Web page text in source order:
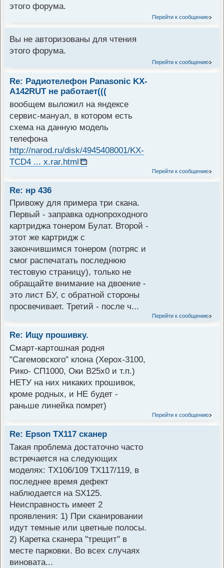
этого форума.
Перейти к сообщению
Вы не авторизованы для чтения
этого форума.
Перейти к сообщению
Re: Радиотелефон Panasonic KX-
A142RUT не работает(((
вообщем выложил на яндексе
сервис-мануал, в котором есть
схема на данную модель
телефона
http://narod.ru/disk/4945408001/KX-
TCD4 ... x.rar.html
Перейти к сообщению
Re: нр 436
Привожу для примера три скана.
Первый - заправка однопроходного
картриджа тонером Булат. Второй -
этот же картридж с
закончившимся тонером (потряс и
смог распечатать последнюю
тестовую страницу), только не
обращайте внимание на двоение -
это лист БУ, с обратной стороны
просвечивает. Третий - после ч...
Перейти к сообщению
Re: Ищу прошивку.
Смарт-картошная родня
"Сагемовского" клона (Херох-3100,
Рико- СП1000, Оки В25х0 и т.п.)
НЕТУ на них никаких прошивок,
кроме родных, и НЕ будет -
раньше линейка помрет)
Перейти к сообщению
Re: Epson TX117 сканер
Такая проблема достаточно часто
встречается на следующих
моделях: TX106/109 TX117/119, в
последнее время дефект
наблюдается на SX125.
Неисправность имеет 2
проявления: 1) При сканировании
идут темные или цветные полосы.
2) Каретка сканера "трещит" в
месте парковки. Во всех случаях
виновата...